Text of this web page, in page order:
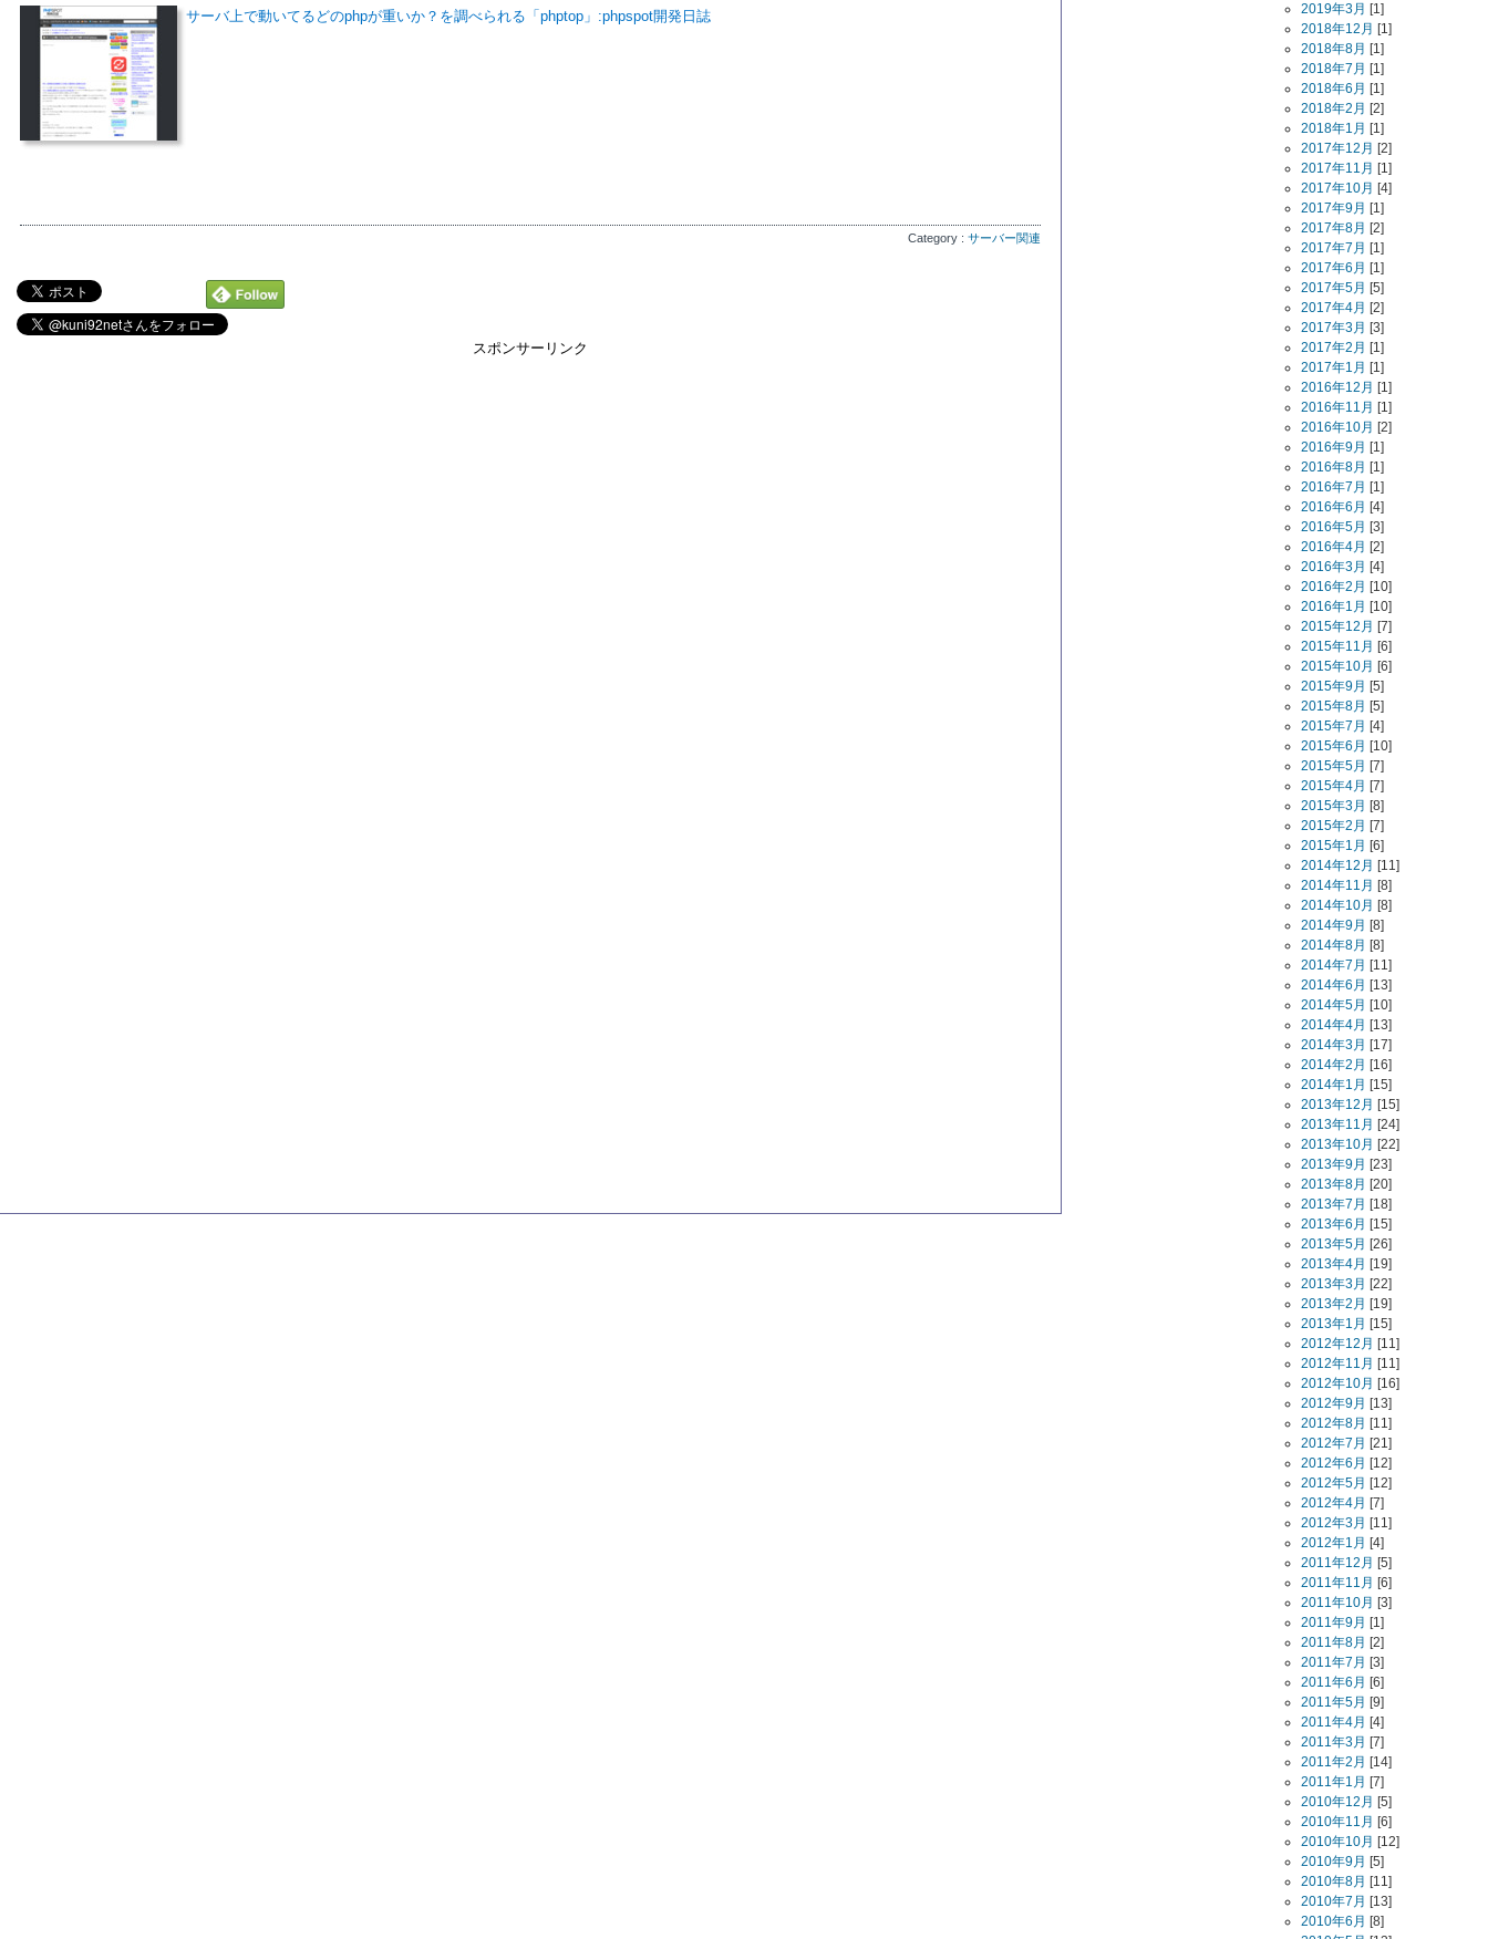
サーバ上で動いてるどのphpが重いか？を調べられる「phptop」:phpspot開発日誌
Category : サーバー関連
スポンサーリンク
2019年3月 [1]
2018年12月 [1]
2018年8月 [1]
2018年7月 [1]
2018年6月 [1]
2018年2月 [2]
2018年1月 [1]
2017年12月 [2]
2017年11月 [1]
2017年10月 [4]
2017年9月 [1]
2017年8月 [2]
2017年7月 [1]
2017年6月 [1]
2017年5月 [5]
2017年4月 [2]
2017年3月 [3]
2017年2月 [1]
2017年1月 [1]
2016年12月 [1]
2016年11月 [1]
2016年10月 [2]
2016年9月 [1]
2016年8月 [1]
2016年7月 [1]
2016年6月 [4]
2016年5月 [3]
2016年4月 [2]
2016年3月 [4]
2016年2月 [10]
2016年1月 [10]
2015年12月 [7]
2015年11月 [6]
2015年10月 [6]
2015年9月 [5]
2015年8月 [5]
2015年7月 [4]
2015年6月 [10]
2015年5月 [7]
2015年4月 [7]
2015年3月 [8]
2015年2月 [7]
2015年1月 [6]
2014年12月 [11]
2014年11月 [8]
2014年10月 [8]
2014年9月 [8]
2014年8月 [8]
2014年7月 [11]
2014年6月 [13]
2014年5月 [10]
2014年4月 [13]
2014年3月 [17]
2014年2月 [16]
2014年1月 [15]
2013年12月 [15]
2013年11月 [24]
2013年10月 [22]
2013年9月 [23]
2013年8月 [20]
2013年7月 [18]
2013年6月 [15]
2013年5月 [26]
2013年4月 [19]
2013年3月 [22]
2013年2月 [19]
2013年1月 [15]
2012年12月 [11]
2012年11月 [11]
2012年10月 [16]
2012年9月 [13]
2012年8月 [11]
2012年7月 [21]
2012年6月 [12]
2012年5月 [12]
2012年4月 [7]
2012年3月 [11]
2012年1月 [4]
2011年12月 [5]
2011年11月 [6]
2011年10月 [3]
2011年9月 [1]
2011年8月 [2]
2011年7月 [3]
2011年6月 [6]
2011年5月 [9]
2011年4月 [4]
2011年3月 [7]
2011年2月 [14]
2011年1月 [7]
2010年12月 [5]
2010年11月 [6]
2010年10月 [12]
2010年9月 [5]
2010年8月 [11]
2010年7月 [13]
2010年6月 [8]